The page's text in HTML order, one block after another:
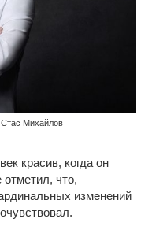
Михайлов
красив, когда он
что,
изменений